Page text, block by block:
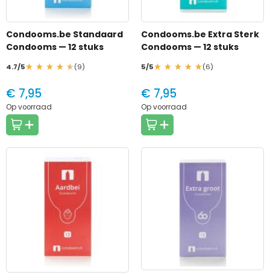
Condooms.be Standaard
Condooms — 12 stuks
4.7/5 (9)
€ 7,95
Op voorraad
Condooms.be Extra Sterk
Condooms — 12 stuks
5/5 (6)
€ 7,95
Op voorraad